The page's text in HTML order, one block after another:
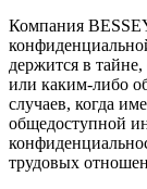
Компания
держится в
или каким-либо
случаев, когда
общедоступной
трудовых